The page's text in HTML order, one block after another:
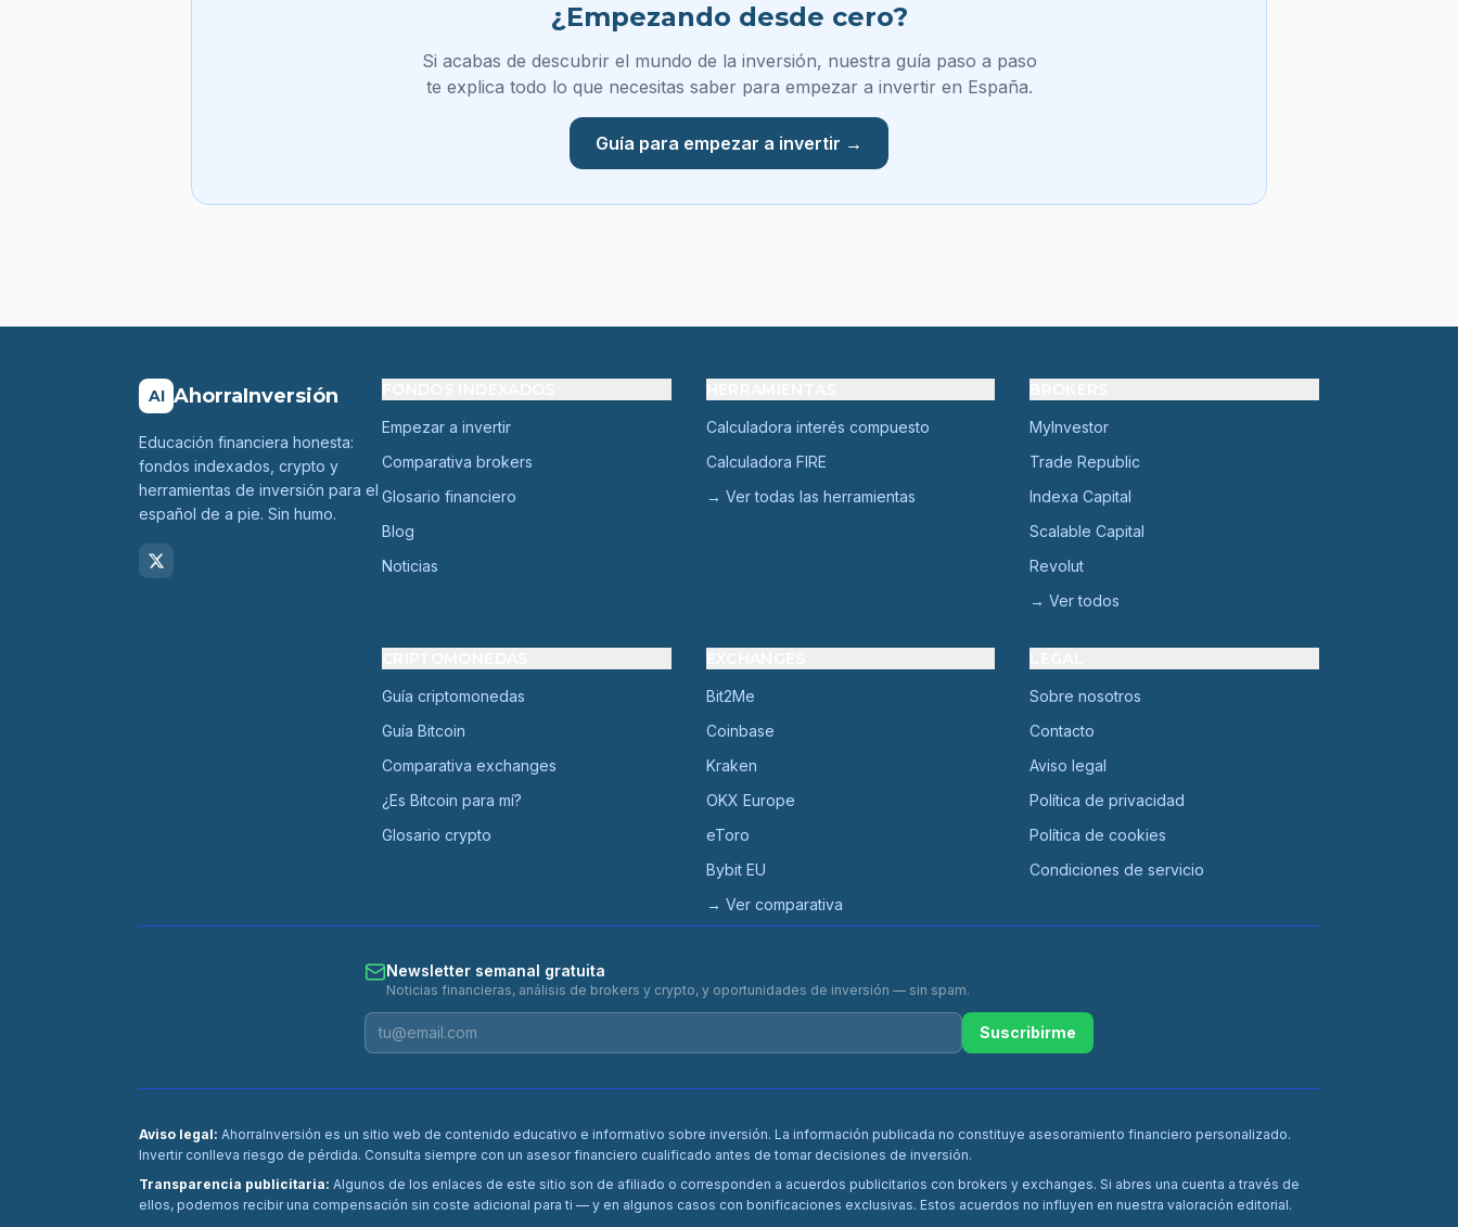
¿Empezando desde cero?
Si acabas de descubrir el mundo de la inversión, nuestra guía paso a paso
te explica todo lo que necesitas saber para empezar a invertir en España.
Guía para empezar a invertir →
AI AhorraInversión
Educación financiera honesta:
fondos indexados, crypto y
herramientas de inversión para el
español de a pie. Sin humo.
Empezar a invertir
Comparativa brokers
Glosario financiero
Blog
Noticias
Calculadora interés compuesto
Calculadora FIRE
→ Ver todas las herramientas
MyInvestor
Trade Republic
Indexa Capital
Scalable Capital
Revolut
→ Ver todos
Guía criptomonedas
Guía Bitcoin
Comparativa exchanges
¿Es Bitcoin para mí?
Glosario crypto
Bit2Me
Coinbase
Kraken
OKX Europe
eToro
Bybit EU
→ Ver comparativa
Sobre nosotros
Contacto
Aviso legal
Política de privacidad
Política de cookies
Condiciones de servicio
Newsletter semanal gratuita
Noticias financieras, análisis de brokers y crypto, y oportunidades de inversión — sin spam.
Suscribirme
Aviso legal: AhorraInversión es un sitio web de contenido educativo e informativo sobre inversión. La información publicada no constituye asesoramiento financiero personalizado.
Invertir conlleva riesgo de pérdida. Consulta siempre con un asesor financiero cualificado antes de tomar decisiones de inversión.
Transparencia publicitaria: Algunos de los enlaces de este sitio son de afiliado o corresponden a acuerdos publicitarios con brokers y exchanges. Si abres una cuenta a través de
ellos, podemos recibir una compensación sin coste adicional para ti — y en algunos casos con bonificaciones exclusivas. Estos acuerdos no influyen en nuestra valoración editorial.